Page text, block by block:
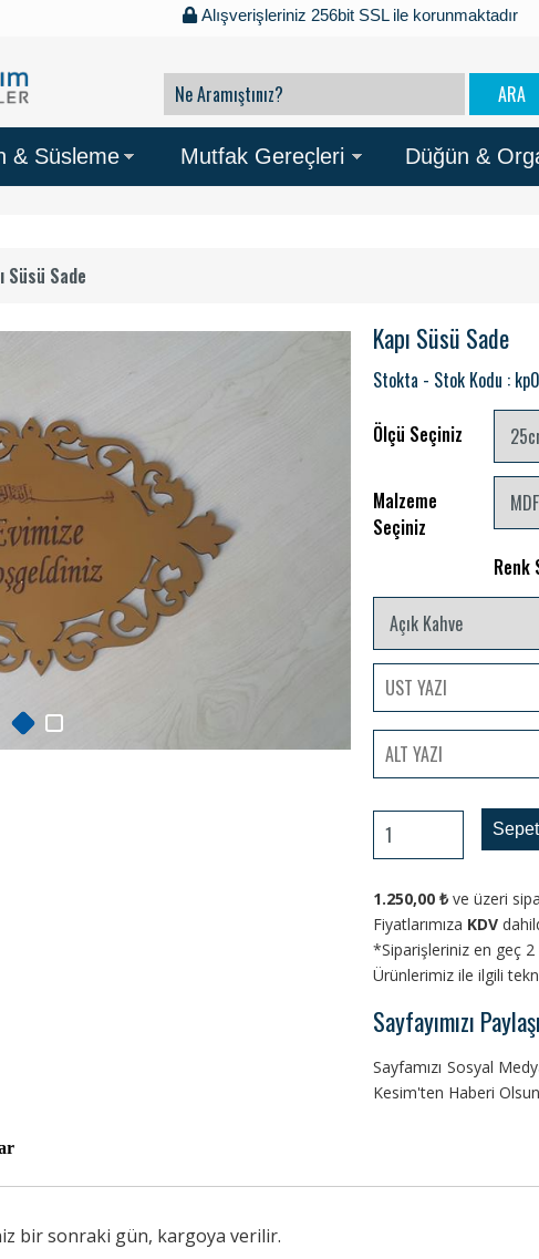
Alışverişleriniz 256bit SSL ile korunmaktadır
& Süsleme Mutfak Gereçleri Düğün &
Süsü Sade
Kapı Süsü Sade
Stokta - Stok Kodu :
Ölçü Seçiniz
Malzeme
Seçiniz
Renk
1.250,00 ₺ ve üzeri
Fiyatlarımıza KDV
*Siparişleriniz en geç 2
Ürünlerimiz ile ilgili
Sayfayımızı
Sayfamızı Sosyal
Kesim'ten Haberi
bir sonraki gün, kargoya verilir.